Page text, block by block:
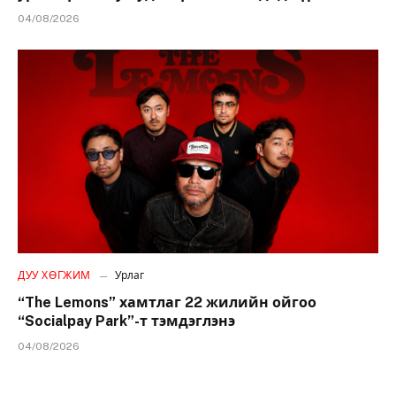
04/08/2026
ДУУ ХӨГЖИМ Урлаг
“The Lemons” хамтлаг 22 жилийн ойгоо
“Socialpay Park”-т тэмдэглэнэ
04/08/2026